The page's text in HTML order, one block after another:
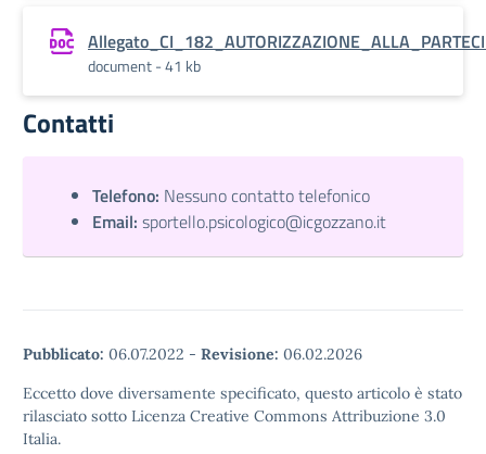
document - 41 kb
Contatti
Telefono: Nessuno contatto telefonico
Email: sportello.psicologico@icgozzano.it
Pubblicato: 06.07.2022 - Revisione: 06.02.2026
Eccetto dove diversamente specificato, questo articolo è stato
rilasciato sotto Licenza Creative Commons Attribuzione 3.0
Italia.